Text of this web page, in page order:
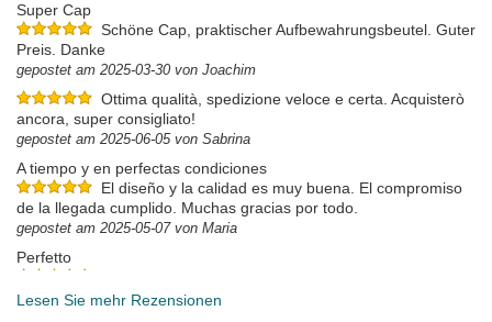
Super Cap
Schöne Cap, praktischer Aufbewahrungsbeutel. Guter
Preis. Danke
gepostet am 2025-03-30 von Joachim
Ottima qualità, spedizione veloce e certa. Acquisterò
ancora, super consigliato!
gepostet am 2025-06-05 von Sabrina
A tiempo y en perfectas condiciones
El diseño y la calidad es muy buena. El compromiso
de la llegada cumplido. Muchas gracias por todo.
gepostet am 2025-05-07 von Maria
Perfetto
acquisto sul vostro sito... Coccolata dal momento dell'ordine, fino
Lesen Sie mehr Rezensionen